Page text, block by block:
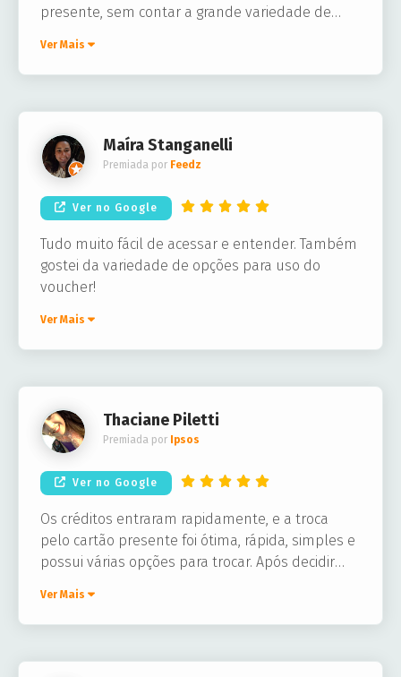
presente, sem contar a grande variedade de
Ver Mais
Maíra Stanganelli
Premiada por Feedz
Ver no Google
Tudo muito fácil de acessar e entender. Também
gostei da variedade de opções para uso do
voucher!
Ver Mais
Thaciane Piletti
Premiada por Ipsos
Ver no Google
Os créditos entraram rapidamente, e a troca
pelo cartão presente foi ótima, rápida, simples e
possui várias opções para trocar. Após decidir
funcionou normalmente na loja
Ver Mais